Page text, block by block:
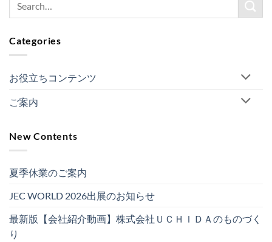
Categories
お役立ちコンテンツ
ご案内
New Contents
夏季休業のご案内
JEC WORLD 2026出展のお知らせ
最新版【会社紹介動画】株式会社ＵＣＨＩＤＡのものづく
り